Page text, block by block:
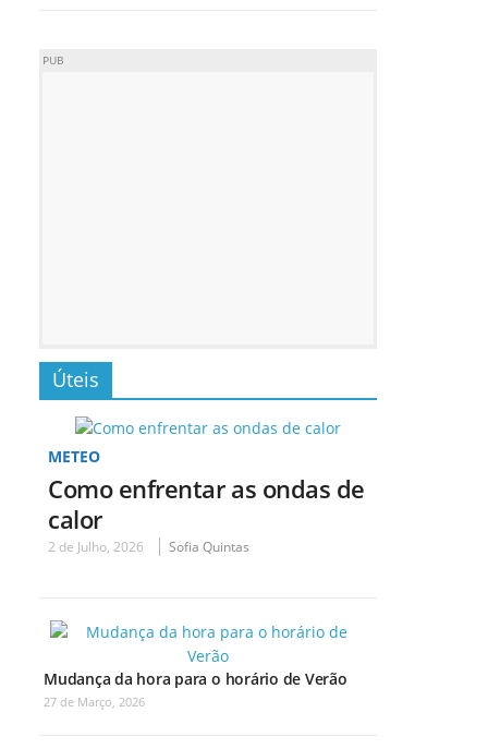
PUB
Úteis
METEO
Como enfrentar as ondas de
calor
2 de Julho, 2026 Sofia Quintas
Mudança da hora para o horário de Verão
27 de Março, 2026